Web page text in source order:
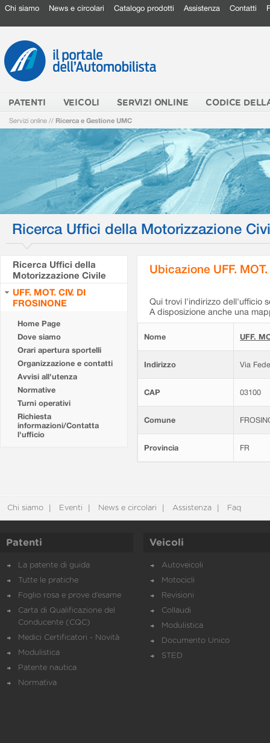
Chi siamo News e circolari Catalogo prodotti Assistenza Contatti
PATENTI VEICOLI SERVIZI ONLINE CODICE
Servizi online // Ricerca e Gestione UMC
Ricerca Uffici della Motorizzazione
Ricerca Uffici della
Motorizzazione Civile
UFF. MOT. CIV. DI
FROSINONE
Home Page
Dove siamo
Orari apertura sportelli
Organizzazione e contatti
Avvisi all'utenza
Normative
Turni operativi
Richiesta
informazioni/Contatta
l'ufficio
Ubicazione UFF.
Qui trovi l'indirizzo dell'ufficio
A disposizione anche una
Nome UFF.
Indirizzo Via
CAP 03100
Comune
Provincia FR
Chi siamo Eventi News e circolari Assistenza Faq
Patenti
La patente di guida
Tutte le pratiche
Foglio rosa e prove d’esame
Carta di Qualificazione del
Conducente (CQC)
Medici Certificatori - Novità
Modulistica
Patente nautica
Normativa
Veicoli
Autoveicoli
Motocicli
Revisioni
Collaudi
Modulistica
Documento Unico
STED